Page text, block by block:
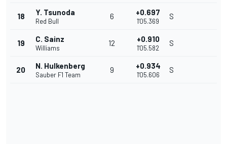
18 Y. Tsunoda
Red Bull
6 +0.697
1'05.369
S
19 C. Sainz
Williams
12 +0.910
1'05.582
S
20 N. Hulkenberg
Sauber F1 Team
9 +0.934
1'05.606
S